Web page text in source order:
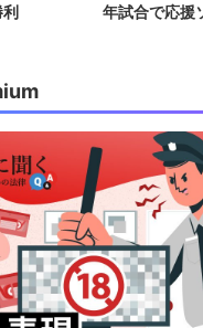
利
年試合で応援